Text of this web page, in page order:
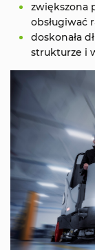
zwiększona
obsługiwać
doskonała
strukturze i